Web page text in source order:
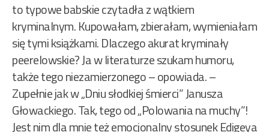
to typowe babskie czytadła z wątkiem
kryminalnym. Kupowałam, zbierałam, wymieniałam
się tymi książkami. Dlaczego akurat kryminały
peerelowskie? Ja w literaturze szukam humoru,
także tego niezamierzonego – opowiada. –
Zupełnie jak w „Dniu słodkiej śmierci” Janusza
Głowackiego. Tak, tego od „Polowania na muchy”!
Jest nim dla mnie też emocjonalny stosunek Edigeya